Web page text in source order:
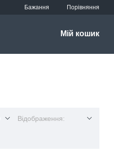
Бажання Порівняння
Мій кошик
Відображення: